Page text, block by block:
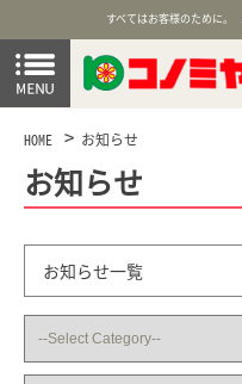
すべてはお客様のために。
HOME お知らせ
お知らせ
お知らせ一覧